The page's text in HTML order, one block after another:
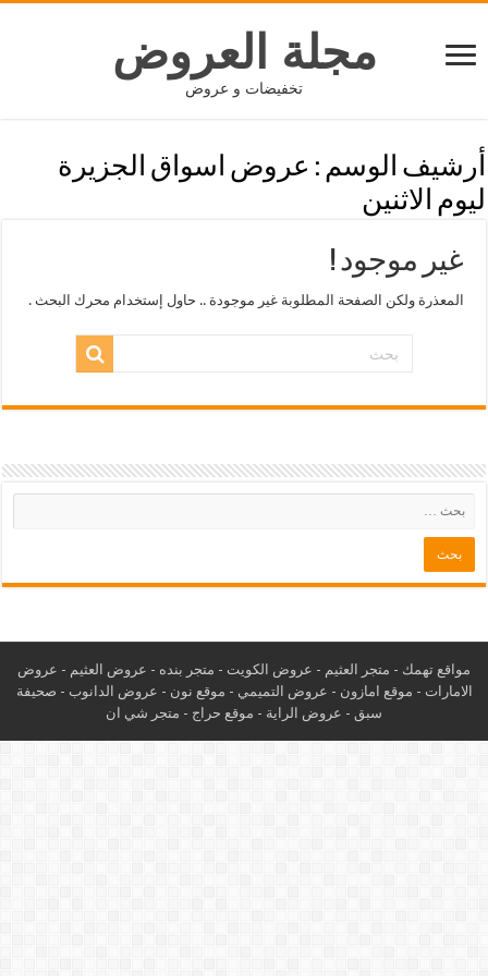
مجلة العروض
تخفيضات و عروض
أرشيف الوسم : عروض اسواق الجزيرة
ليوم الاثنين
غير موجود !
المعذرة ولكن الصفحة المطلوبة غير موجودة .. حاول إستخدام محرك البحث .
مواقع تهمك - متجر العثيم - عروض الكويت - متجر بنده - عروض العثيم - عروض
الامارات - موقع امازون - عروض التميمي - موقع نون - عروض الدانوب - صحيفة
سبق - عروض الراية - موقع حراج - متجر شي ان